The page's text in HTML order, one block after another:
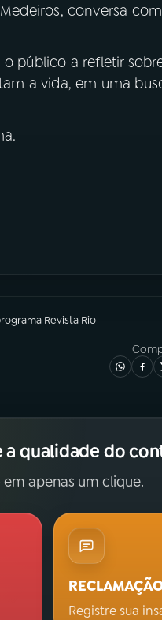
conversa
público a refletir
a vida, em uma
Revista Rio
a qualidade do
apenas um clique.
Registre sua